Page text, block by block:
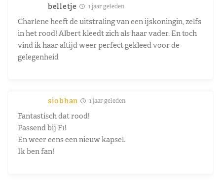
belletje 1 jaar geleden
Charlene heeft de uitstraling van een ijskoningin, zelfs
in het rood! Albert kleedt zich als haar vader. En toch
vind ik haar altijd weer perfect gekleed voor de
gelegenheid
siobhan 1 jaar geleden
Fantastisch dat rood!
Passend bij F1!
En weer eens een nieuw kapsel.
Ik ben fan!